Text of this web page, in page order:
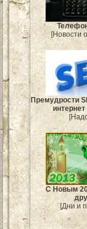
[Новости
Премудрости
С Новым
[Дни и